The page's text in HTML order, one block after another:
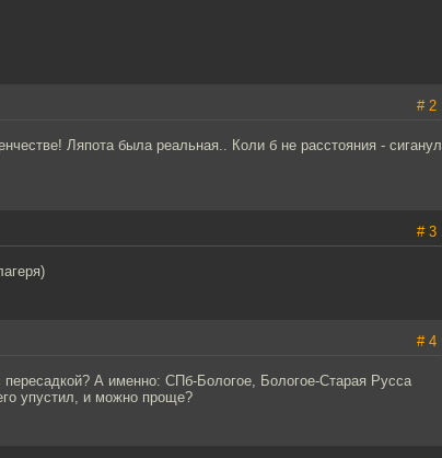
# 2
Ляпота была реальная.. Коли б не расстояния - сиганул
# 3
# 4
А именно: СПб-Бологое, Бологое-Старая Русса
упустил, и можно проще?